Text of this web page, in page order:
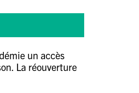
un accès
La réouverture